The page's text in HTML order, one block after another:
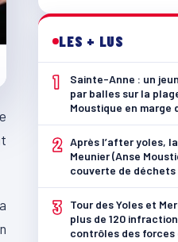
LES + LUS
1
Sainte-Anne : un
par balles sur la
Moustique en marge
2 Après l’after yoles,
Meunier (Anse
couverte de
3
Tour des Yoles et
plus de 120
contrôles des forces